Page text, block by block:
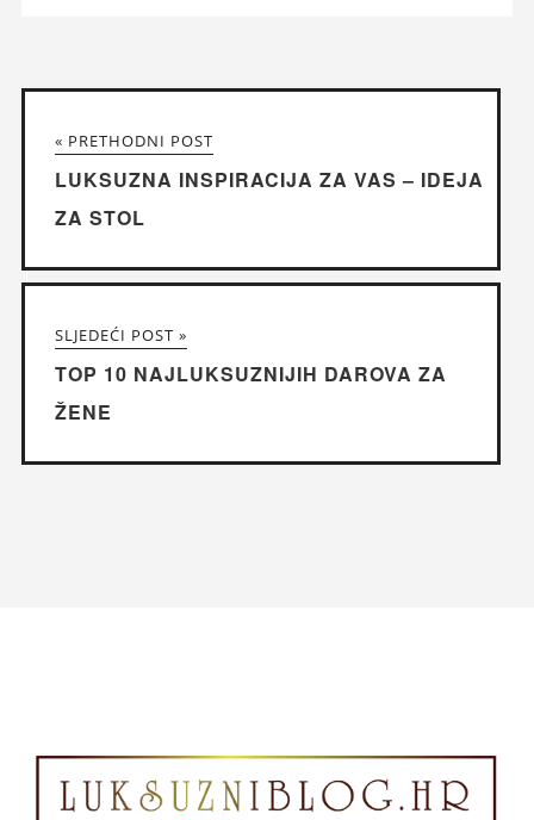
« PRETHODNI POST
LUKSUZNA INSPIRACIJA ZA VAS – IDEJA
ZA STOL
SLJEDEĆI POST »
TOP 10 NAJLUKSUZNIJIH DAROVA ZA
ŽENE